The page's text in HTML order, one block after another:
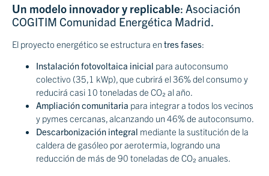
Un modelo innovador y replicable: Asociación
COGITIM Comunidad Energética Madrid.
El proyecto energético se estructura en tres fases:
Instalación fotovoltaica inicial para autoconsumo
colectivo (35,1 kWp), que cubrirá el 36% del consumo y
reducirá casi 10 toneladas de CO₂ al año.
Ampliación comunitaria para integrar a todos los vecinos
y pymes cercanas, alcanzando un 46% de autoconsumo.
Descarbonización integral mediante la sustitución de la
caldera de gasóleo por aerotermia, logrando una
reducción de más de 90 toneladas de CO₂ anuales.